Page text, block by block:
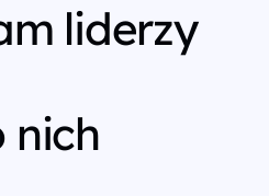
liderzy
nich